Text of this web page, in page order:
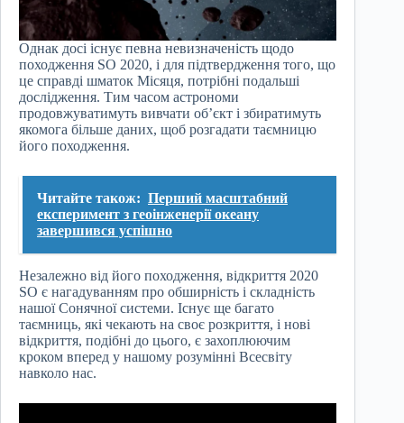
Однак досі існує певна невизначеність щодо
походження SO 2020, і для підтвердження того, що
це справді шматок Місяця, потрібні подальші
дослідження. Тим часом астрономи
продовжуватимуть вивчати об’єкт і збиратимуть
якомога більше даних, щоб розгадати таємницю
його походження.
Читайте також: Перший масштабний
експеримент з геоінженерії океану
завершився успішно
Незалежно від його походження, відкриття 2020
SO є нагадуванням про обширність і складність
нашої Сонячної системи. Існує ще багато
таємниць, які чекають на своє розкриття, і нові
відкриття, подібні до цього, є захоплюючим
кроком вперед у нашому розумінні Всесвіту
навколо нас.